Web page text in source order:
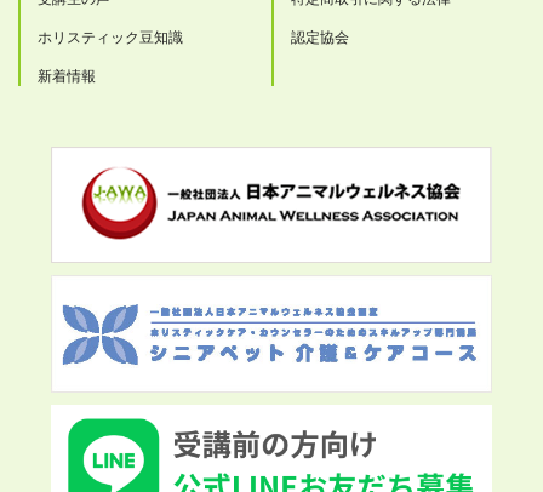
ホリスティック豆知識
新着情報
認定協会